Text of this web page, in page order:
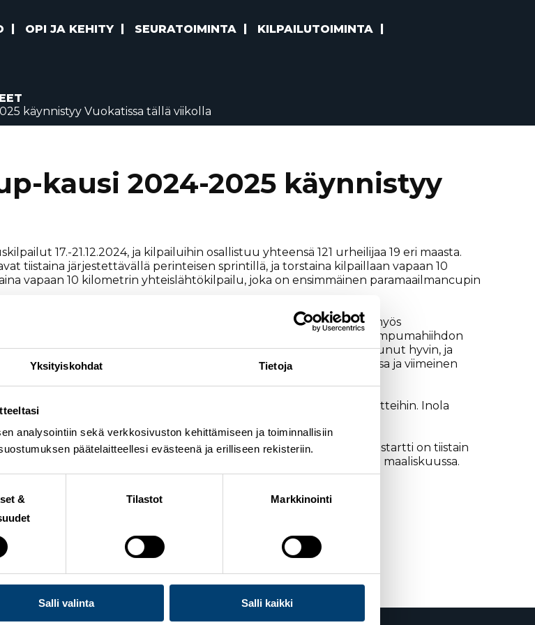
Yksityiskohdat Tietoja
analysointiin sekä verkkosivuston kehittämiseen ja toiminnallisiin
päätelaitteellesi evästeenä ja erilliseen rekisteriin.
&
Tilastot Markkinointi
Salli valinta Salli kaikki
OPI JA KEHITY SEURATOIMINTA KILPAILUTOIMINTA
käynnistyy Vuokatissa tällä viikolla
kausi 2024-2025 käynnistyy
17.-21.12.2024, ja kilpailuihin osallistuu yhteensä 121 urheilijaa 19 eri maasta.
tiistaina järjestettävällä perinteisen sprintillä, ja torstaina kilpaillaan vapaan 10
vapaan 10 kilometrin yhteislähtökilpailu, joka on ensimmäinen paramaailmancupin
kauteen, ja edellisellä viikolla suuri osa urheilijoista osallistui myös
ampumahiihtoliitto IBU otti ensimmäistä kertaa järjestääkseen ampumahiihdon
Yhteistyö kilpailutapahtumien järjestämisessä on kuitenkin sujunut hyvin, ja
jatkuu Vuokatin jälkeen Italian Val di Fiemmessä helmikuun alussa ja viimeinen
kanssa osallistuu kilpailuviikon kaikkiin startteihin. Inola
ja testit osoittavat, että kunto on nousussa. Tämän viikon päästartti on tiistain
toimii myös hyvänä kontrollina kohti Trondheimin MM-sprinttiä maaliskuussa.
toivottavasti kärjen tuntumaan, Inola kommentoi.